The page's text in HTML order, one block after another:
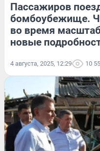
Пассажиров
бомбоубежище.
во время
новые
4 августа, 2025, 12:29 10